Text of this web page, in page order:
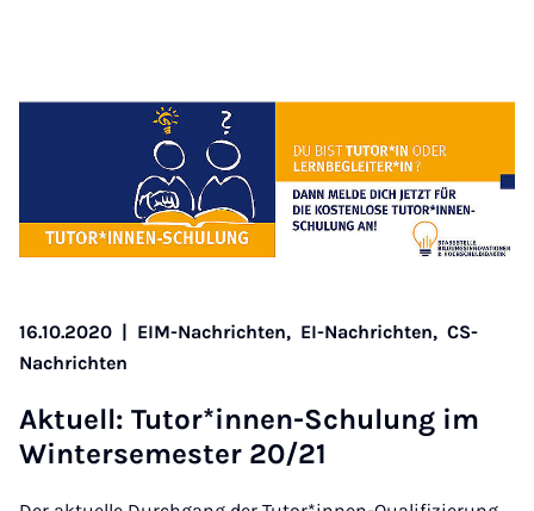
16.10.2020 | EIM-Nachrichten, EI-Nachrichten, CS-
Nachrichten
Ak­tu­ell: Tu­tor*in­nen-Schu­lung im
Win­ter­se­mes­ter 20/21